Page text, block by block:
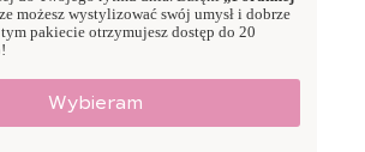
możesz wystylizować swój umysł i dobrze
pakiecie otrzymujesz dostęp do 20
Wybieram